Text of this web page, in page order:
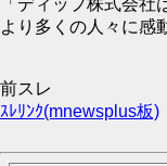
「ディップ株式会
より多くの人々に感
前スレ
ｽﾚﾘﾝｸ(mnewsplus板)